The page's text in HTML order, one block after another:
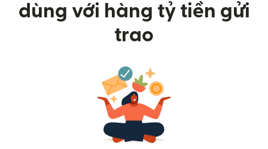
dùng với hàng tỷ tiền gửi
trao